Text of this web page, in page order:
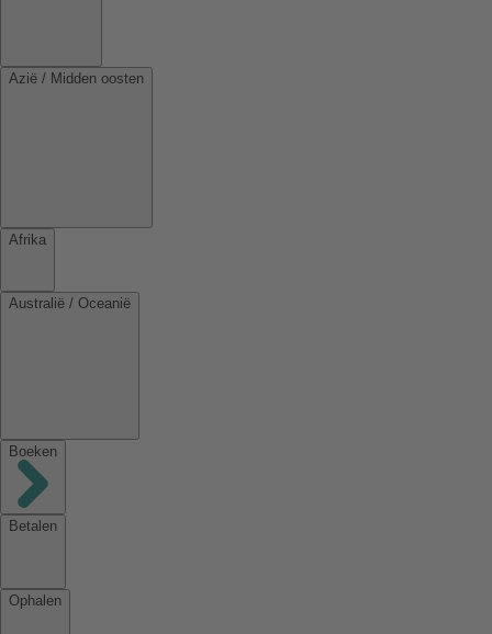
Azië / Midden oosten
Afrika
Australië / Oceanië
Boeken
Betalen
Ophalen